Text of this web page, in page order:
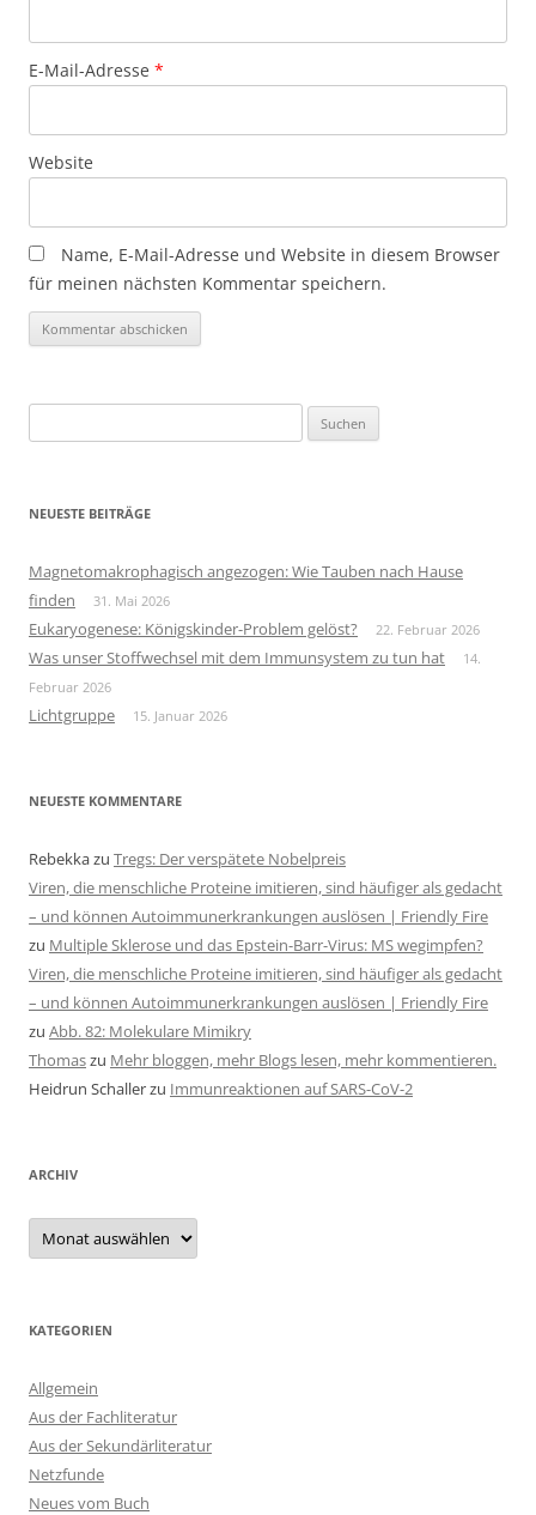
E-Mail-Adresse *
Website
Name, E-Mail-Adresse und Website in diesem Browser
für meinen nächsten Kommentar speichern.
nach:
NEUESTE BEITRÄGE
Magnetomakrophagisch angezogen: Wie Tauben nach Hause
finden
31. Mai 2026
Eukaryogenese: Königskinder-Problem gelöst? 22. Februar 2026
Was unser Stoffwechsel mit dem Immunsystem zu tun hat
14.
Februar 2026
Lichtgruppe 15. Januar 2026
NEUESTE KOMMENTARE
Rebekkazu Tregs: Der verspätete Nobelpreis
Viren, die menschliche Proteine imitieren, sind häufiger als gedacht
– und können Autoimmunerkrankungen auslösen | Friendly Fire
zu Multiple Sklerose und das Epstein-Barr-Virus: MS wegimpfen?
Viren, die menschliche Proteine imitieren, sind häufiger als gedacht
– und können Autoimmunerkrankungen auslösen | Friendly Fire
zu Abb. 82: Molekulare Mimikry
Thomaszu Mehr bloggen, mehr Blogs lesen, mehr kommentieren.
Heidrun Schallerzu Immunreaktionen auf SARS-CoV-2
ARCHIV
Archiv
KATEGORIEN
Allgemein
Aus der Fachliteratur
Aus der Sekundärliteratur
Netzfunde
Neues vom Buch